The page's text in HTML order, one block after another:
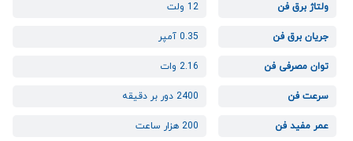
ولتاژ برق فن 12 ولت
جریان برق فن 0.35 آمپر
توان مصرفی فن 2.16 وات
سرعت فن 2400 دور بر دقیقه
عمر مفید فن 200 هزار ساعت